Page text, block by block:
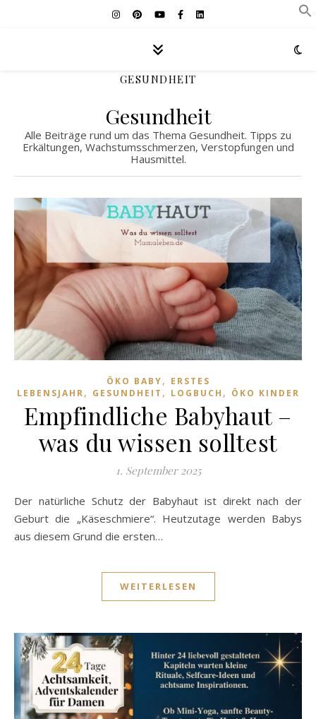
GESUNDHEIT
Gesundheit
Alle Beiträge rund um das Thema Gesundheit. Tipps zu
Erkältungen, Wachstumsschmerzen, Verstopfungen und
Hausmittel.
ÖKO BABY, ERSTES
LEBENSJAHR, GESUNDHEIT , LOGBUCH , ÖKO KINDER
Empfindliche Babyhaut –
was du wissen solltest
1. September 2025
Der natürliche Schutz der Babyhaut ist direkt nach der
Geburt die „Käseschmiere“. Heutzutage werden Babys
aus diesem Grund die ersten…
WEITERLESEN